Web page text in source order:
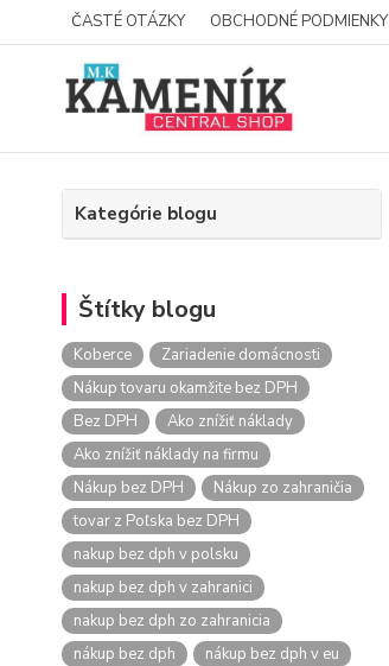
ČASTÉ OTÁZKY OBCHODNÉ PODMIENKY
Kategórie blogu
Štítky blogu
Koberce
Zariadenie domácnosti
Nákup tovaru okamžite bez DPH
Bez DPH
Ako znížiť náklady
Ako znížiť náklady na firmu
Nákup bez DPH
Nákup zo zahraničia
tovar z Poľska bez DPH
nakup bez dph v polsku
nakup bez dph v zahranici
nakup bez dph zo zahranicia
nákup bez dph
nákup bez dph v eu